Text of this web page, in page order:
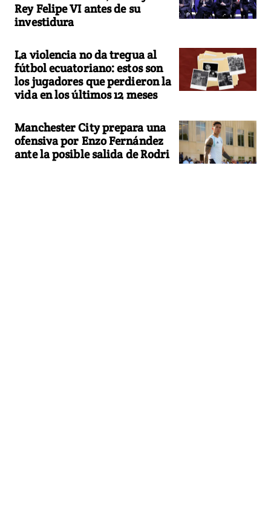
Rey Felipe VI antes de su
investidura
La violencia no da tregua al
fútbol ecuatoriano: estos son
los jugadores que perdieron la
vida en los últimos 12 meses
Manchester City prepara una
ofensiva por Enzo Fernández
ante la posible salida de Rodri